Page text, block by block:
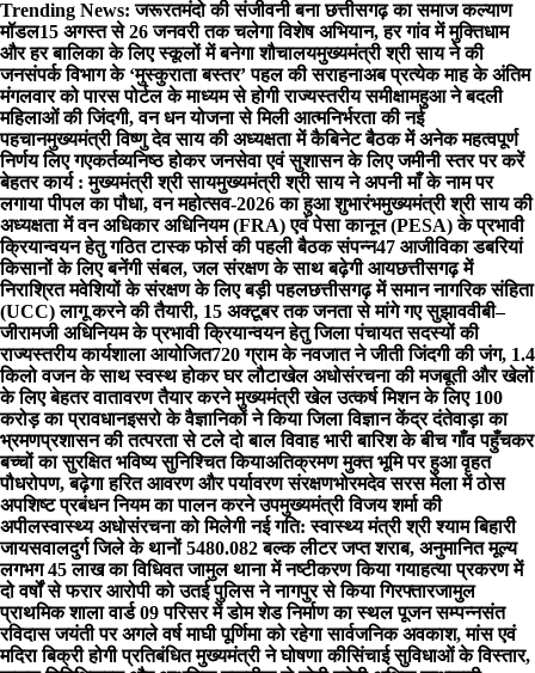
Skip
to
content
Trending News: जरूरतमंदो की संजीवनी बना छत्तीसगढ़ का समाज कल्याण
मॉडल15 अगस्त से 26 जनवरी तक चलेगा विशेष अभियान, हर गांव में मुक्तिधाम
और हर बालिका के लिए स्कूलों में बनेगा शौचालयमुख्यमंत्री श्री साय ने की
जनसंपर्क विभाग के ‘मुस्कुराता बस्तर’ पहल की सराहनाअब प्रत्येक माह के अंतिम
मंगलवार को पारस पोर्टल के माध्यम से होगी राज्यस्तरीय समीक्षामहुआ ने बदली
महिलाओं की जिंदगी, वन धन योजना से मिली आत्मनिर्भरता की नई
पहचानमुख्यमंत्री विष्णु देव साय की अध्यक्षता में कैबिनेट बैठक में अनेक महत्वपूर्ण
निर्णय लिए गएकर्तव्यनिष्ठ होकर जनसेवा एवं सुशासन के लिए जमीनी स्तर पर करें
बेहतर कार्य : मुख्यमंत्री श्री सायमुख्यमंत्री श्री साय ने अपनी माँ के नाम पर
लगाया पीपल का पौधा, वन महोत्सव-2026 का हुआ शुभारंभमुख्यमंत्री श्री साय की
अध्यक्षता में वन अधिकार अधिनियम (FRA) एवं पेसा कानून (PESA) के प्रभावी
क्रियान्वयन हेतु गठित टास्क फोर्स की पहली बैठक संपन्न47 आजीविका डबरियां
किसानों के लिए बनेंगी संबल, जल संरक्षण के साथ बढ़ेगी आयछत्तीसगढ़ में
निराश्रित मवेशियों के संरक्षण के लिए बड़ी पहलछत्तीसगढ़ में समान नागरिक संहिता
(UCC) लागू करने की तैयारी, 15 अक्टूबर तक जनता से मांगे गए सुझाववीबी–
जीरामजी अधिनियम के प्रभावी क्रियान्वयन हेतु जिला पंचायत सदस्यों की
राज्यस्तरीय कार्यशाला आयोजित720 ग्राम के नवजात ने जीती जिंदगी की जंग, 1.4
किलो वजन के साथ स्वस्थ होकर घर लौटाखेल अधोसंरचना की मजबूती और खेलों
के लिए बेहतर वातावरण तैयार करने मुख्यमंत्री खेल उत्कर्ष मिशन के लिए 100
करोड़ का प्रावधानइसरो के वैज्ञानिकों ने किया जिला विज्ञान केंद्र दंतेवाड़ा का
भ्रमणप्रशासन की तत्परता से टले दो बाल विवाह भारी बारिश के बीच गाँव पहुँचकर
बच्चों का सुरक्षित भविष्य सुनिश्चित कियाअतिक्रमण मुक्त भूमि पर हुआ वृहत
पौधरोपण, बढ़ेगा हरित आवरण और पर्यावरण संरक्षणभोरमदेव सरस मेला में ठोस
अपशिष्ट प्रबंधन नियम का पालन करने उपमुख्यमंत्री विजय शर्मा की
अपीलस्वास्थ्य अधोसंरचना को मिलेगी नई गति: स्वास्थ्य मंत्री श्री श्याम बिहारी
जायसवालदुर्ग जिले के थानों 5480.082 बल्क लीटर जप्त शराब, अनुमानित मूल्य
लगभग 45 लाख का विधिवत जामुल थाना में नष्टीकरण किया गयाहत्या प्रकरण में
दो वर्षों से फरार आरोपी को उतई पुलिस ने नागपुर से किया गिरफ्तारजामुल
प्राथमिक शाला वार्ड 09 परिसर में डोम शेड निर्माण का स्थल पूजन सम्पन्नसंत
रविदास जयंती पर अगले वर्ष माघी पूर्णिमा को रहेगा सार्वजनिक अवकाश, मांस एवं
मदिरा बिक्री होगी प्रतिबंधित मुख्यमंत्री ने घोषणा कीसिंचाई सुविधाओं के विस्तार,